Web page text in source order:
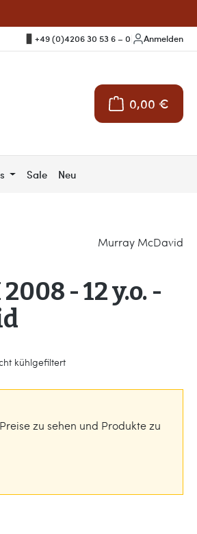
+49 (0)4206 30 53 6 – 0 Anmelden
0,00 €
Warenkorb
Sale Neu
Murray McDavid
- 12 y.o. -
kühlgefiltert
zu sehen und Produkte zu